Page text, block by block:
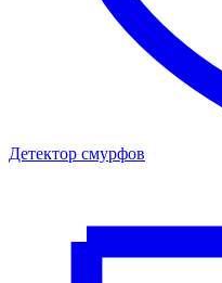
Детектор смурфов